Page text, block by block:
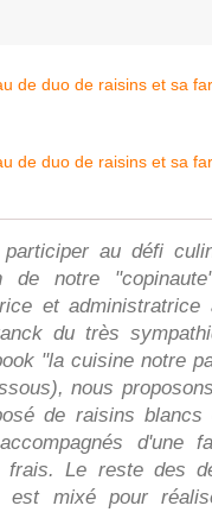
participer au défi
de notre
et administratrice
du très
"la cuisine notre
nous
de raisins
d'une
frais. Le reste des
est mixé pour